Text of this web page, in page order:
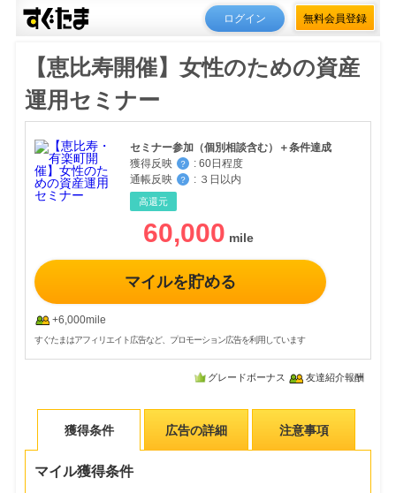
ログイン 無料会員登録
【恵比寿開催】女性のための資産
運用セミナー
セミナー参加（個別相談含む）＋条件達成
獲得反映
？ : 60日程度
通帳反映
？ : ３日以内
高還元
60,000
マイルを貯める
+6,000mile
すぐたまはアフィリエイト広告など、プロモーション広告を利用しています
グレードボーナス 友達紹介報酬
獲得条件 広告の詳細 注意事項
マイル獲得条件